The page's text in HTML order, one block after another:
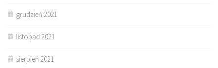
grudzień 2021
listopad 2021
sierpień 2021